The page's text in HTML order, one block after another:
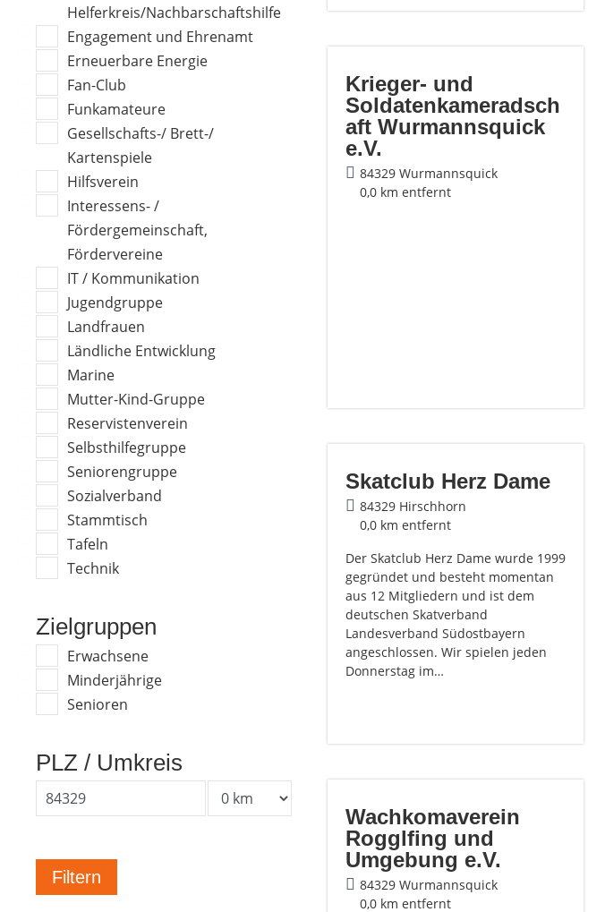
Helferkreis/Nachbarschaftshilfe
Engagement und Ehrenamt
Erneuerbare Energie
Fan-Club
Funkamateure
Gesellschafts-/ Brett-/
Kartenspiele
Hilfsverein
Interessens- /
Fördergemeinschaft,
Fördervereine
IT / Kommunikation
Jugendgruppe
Landfrauen
Ländliche Entwicklung
Marine
Mutter-Kind-Gruppe
Reservistenverein
Selbsthilfegruppe
Seniorengruppe
Sozialverband
Stammtisch
Tafeln
Technik
Zielgruppen
Erwachsene
Minderjährige
Senioren
PLZ / Umkreis
Krieger- und
Soldatenkameradsch
aft Wurmannsquick
e.V.
84329 Wurmannsquick
0,0 km entfernt
Skatclub Herz Dame
84329 Hirschhorn
0,0 km entfernt
Der Skatclub Herz Dame wurde 1999
gegründet und besteht momentan
aus 12 Mitgliedern und ist dem
deutschen Skatverband
Landesverband Südostbayern
angeschlossen. Wir spielen jeden
Donnerstag im…
Wachkomaverein
Rogglfing und
Umgebung e.V.
84329 Wurmannsquick
0,0 km entfernt